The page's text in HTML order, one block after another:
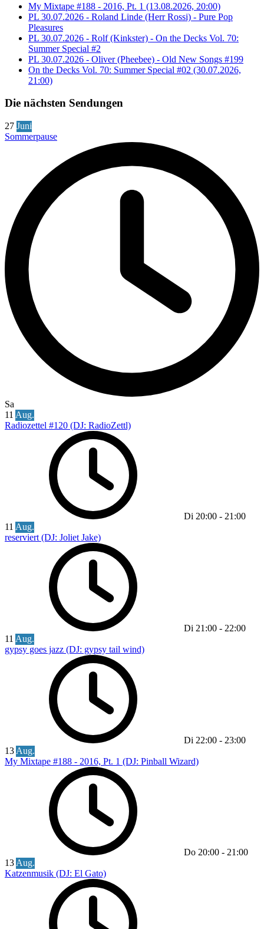
My Mixtape #188 - 2016, Pt. 1 (13.08.2026, 20:00)
PL 30.07.2026 - Roland Linde (Herr Rossi) - Pure Pop
Pleasures
PL 30.07.2026 - Rolf (Kinkster) - On the Decks Vol. 70:
Summer Special #2
PL 30.07.2026 - Oliver (Pheebee) - Old New Songs #199
On the Decks Vol. 70: Summer Special #02 (30.07.2026,
21:00)
Die nächsten Sendungen
27 Juni
Sommerpause
Sa
11 Aug.
Radiozettel #120 (DJ: RadioZettl)
Di 20:00 - 21:00
11 Aug.
reserviert (DJ: Joliet Jake)
Di 21:00 - 22:00
11 Aug.
gypsy goes jazz (DJ: gypsy tail wind)
Di 22:00 - 23:00
13 Aug.
My Mixtape #188 - 2016, Pt. 1 (DJ: Pinball Wizard)
Do 20:00 - 21:00
13 Aug.
Katzenmusik (DJ: El Gato)